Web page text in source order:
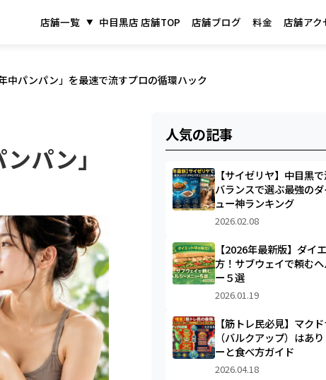
店舗一覧 中目黒店 店舗TOP 店舗ブログ 料金 店舗アク
中パンパン」を最速で流すプロの循環ハック
パン」
人気の記事
【サイゼリヤ】中目黒
バランスで選ぶ最強の
ュー神ランキング
2026.02.08
【2026年最新版】ダイ
方！サブウェイで頼む
ー５選
2026.01.19
【筋トレ民必見】マク
（バルクアップ）はあ
ーと食べ方ガイド
2026.04.18